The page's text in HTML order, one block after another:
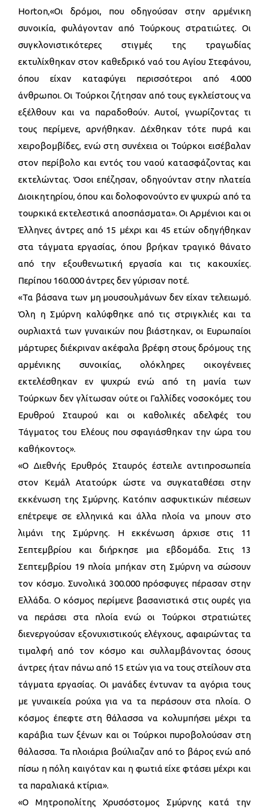
Horton,«Οι δρόμοι, που οδηγούσαν στην αρμένικη
συνοικία, φυλάγονταν από Τούρκους στρατιώτες. Οι
συγκλονιστικότερες στιγμές της τραγωδίας
εκτυλίχθηκαν στον καθεδρικό ναό του Αγίου Στεφάνου,
όπου είχαν καταφύγει περισσότεροι από 4.000
άνθρωποι. Οι Τούρκοι ζήτησαν από τους εγκλείστους να
εξέλθουν και να παραδοθούν. Αυτοί, γνωρίζοντας τι
τους περίμενε, αρνήθηκαν. Δέχθηκαν τότε πυρά και
χειροβομβίδες, ενώ στη συνέχεια οι Τούρκοι εισέβαλαν
στον περίβολο και εντός του ναού κατασφάζοντας και
εκτελώντας. Όσοι επέζησαν, οδηγούνταν στην πλατεία
Διοικητηρίου, όπου και δολοφονούντο εν ψυχρώ από τα
τουρκικά εκτελεστικά αποσπάσματα». Οι Αρμένιοι και οι
Έλληνες άντρες από 15 μέχρι και 45 ετών οδηγήθηκαν
στα τάγματα εργασίας, όπου βρήκαν τραγικό θάνατο
από την εξουθενωτική εργασία και τις κακουχίες.
Περίπου 160.000 άντρες δεν γύρισαν ποτέ.
«Τα βάσανα των μη μουσουλμάνων δεν είχαν τελειωμό.
Όλη η Σμύρνη καλύφθηκε από τις στριγκλιές και τα
ουρλιαχτά των γυναικών που βιάστηκαν, οι Ευρωπαίοι
μάρτυρες διέκριναν ακέφαλα βρέφη στους δρόμους της
αρμένικης συνοικίας, ολόκληρες οικογένειες
εκτελέσθηκαν εν ψυχρώ ενώ από τη μανία των
Τούρκων δεν γλίτωσαν ούτε οι Γαλλίδες νοσοκόμες του
Ερυθρού Σταυρού και οι καθολικές αδελφές του
Τάγματος του Ελέους που σφαγιάσθηκαν την ώρα του
καθήκοντος».
«Ο Διεθνής Ερυθρός Σταυρός έστειλε αντιπροσωπεία
στον Κεμάλ Ατατούρκ ώστε να συγκαταθέσει στην
εκκένωση της Σμύρνης. Κατόπιν ασφυκτικών πιέσεων
επέτρεψε σε ελληνικά και άλλα πλοία να μπουν στο
λιμάνι της Σμύρνης. Η εκκένωση άρχισε στις 11
Σεπτεμβρίου και διήρκησε μια εβδομάδα. Στις 13
Σεπτεμβρίου 19 πλοία μπήκαν στη Σμύρνη να σώσουν
τον κόσμο. Συνολικά 300.000 πρόσφυγες πέρασαν στην
Ελλάδα. Ο κόσμος περίμενε βασανιστικά στις ουρές για
να περάσει στα πλοία ενώ οι Τούρκοι στρατιώτες
διενεργούσαν εξονυχιστικούς ελέγχους, αφαιρώντας τα
τιμαλφή από τον κόσμο και συλλαμβάνοντας όσους
άντρες ήταν πάνω από 15 ετών για να τους στείλουν στα
τάγματα εργασίας. Οι μανάδες έντυναν τα αγόρια τους
με γυναικεία ρούχα για να τα περάσουν στα πλοία. Ο
κόσμος έπεφτε στη θάλασσα να κολυμπήσει μέχρι τα
καράβια των ξένων και οι Τούρκοι πυροβολούσαν στη
θάλασσα. Τα πλοιάρια βούλιαζαν από το βάρος ενώ από
πίσω η πόλη καιγόταν και η φωτιά είχε φτάσει μέχρι και
τα παραλιακά κτίρια».
«O Mητροπολίτης Χρυσόστομος Σμύρνης κατά την